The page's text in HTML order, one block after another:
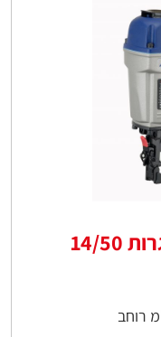
אקדח גדול לסיכות נגרות 14/50